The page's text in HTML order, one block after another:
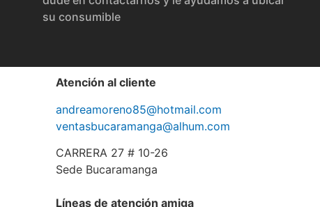
su consumible
Atención al cliente
andreamoreno85@hotmail.com
ventasbucaramanga@alhum.com
CARRERA 27 # 10-26
Sede Bucaramanga
Líneas de atención amiga